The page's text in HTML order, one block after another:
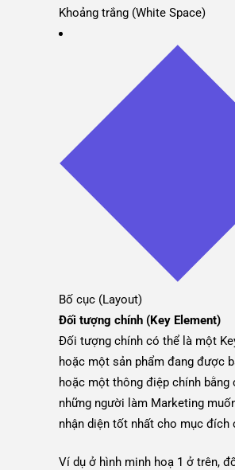
Khoảng trắng (White Space)
Bố cục (Layout)
Đối tượng chính (Key Element)
Đối tượng chính có thể là một
hoặc một sản phẩm đang được
hoặc một thông điệp chính bằng
những người làm Marketing
nhận diện tốt nhất cho mục đích
Ví dụ ở hình minh hoạ 1 ở trên,